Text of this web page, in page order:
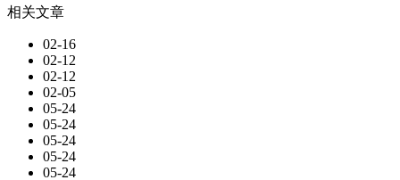
相关文章
02-16
02-12
02-12
02-05
05-24
05-24
05-24
05-24
05-24